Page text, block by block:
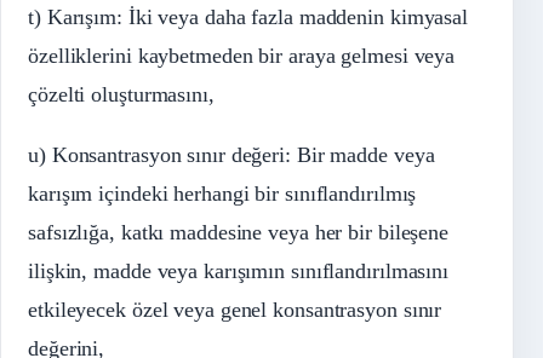
t) Karışım: İki veya daha fazla maddenin kimyasal
özelliklerini kaybetmeden bir araya gelmesi veya
çözelti oluşturmasını,
u) Konsantrasyon sınır değeri: Bir madde veya
karışım içindeki herhangi bir sınıflandırılmış
safsızlığa, katkı maddesine veya her bir bileşene
ilişkin, madde veya karışımın sınıflandırılmasını
etkileyecek özel veya genel konsantrasyon sınır
değerini,